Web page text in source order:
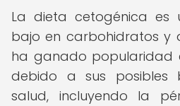
La dieta cetogénica es
bajo en carbohidratos y
ha ganado popularidad
debido a sus posibles
salud, incluyendo la